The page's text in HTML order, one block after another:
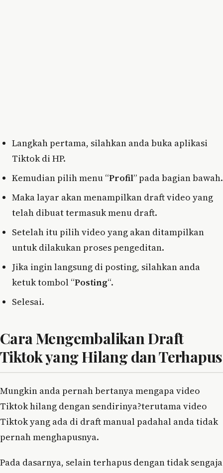
Langkah pertama, silahkan anda buka aplikasi
Tiktok di HP.
Kemudian pilih menu “Profil” pada bagian bawah.
Maka layar akan menampilkan draft video yang
telah dibuat termasuk menu draft.
Setelah itu pilih video yang akan ditampilkan
untuk dilakukan proses pengeditan.
Jika ingin langsung di posting, silahkan anda
ketuk tombol “Posting“.
Selesai.
Cara Mengembalikan Draft
Tiktok yang Hilang dan Terhapus
Mungkin anda pernah bertanya mengapa video
Tiktok hilang dengan sendirinya?terutama video
Tiktok yang ada di draft manual padahal anda tidak
pernah menghapusnya.
Pada dasarnya, selain terhapus dengan tidak sengaja